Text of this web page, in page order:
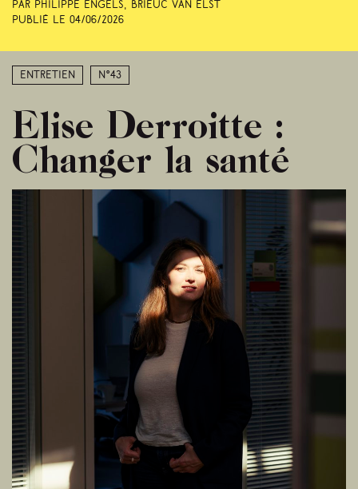
Par Philippe Engels, Brieuc Van Elst
Publié le 04/06/2026
Entretien N°43
Elise Derroitte :
Changer la santé